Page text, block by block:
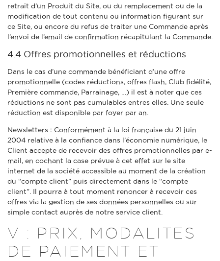
retrait d’un Produit du Site, ou du remplacement ou de la
modification de tout contenu ou information figurant sur
ce Site, ou encore du refus de traiter une Commande après
l’envoi de l’email de confirmation récapitulant la Commande.
4.4 Offres promotionnelles et réductions
Dans le cas d’une commande bénéficiant d’une offre
promotionnelle (codes réductions, offres flash, Club fidélité,
Première commande, Parrainage, …) il est à noter que ces
réductions ne sont pas cumulables entres elles. Une seule
réduction est disponible par foyer par an.
Newsletters : Conformément à la loi française du 21 juin
2004 relative à la confiance dans l’économie numérique, le
Client accepte de recevoir des offres promotionnelles par e-
mail, en cochant la case prévue à cet effet sur le site
internet de la société accessible au moment de la création
du “compte client” puis directement dans le “compte
client”. Il pourra à tout moment renoncer à recevoir ces
offres via la gestion de ses données personnelles ou sur
simple contact auprès de notre service client.
V : PRIX, MODALITES
DE PAIEMENT ET